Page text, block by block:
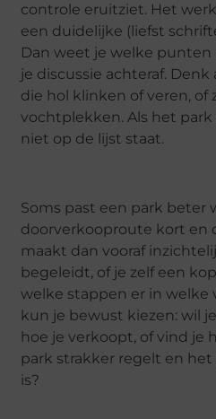
controle eruitziet. Het
een duidelijke (liefst
Dan weet je welke
je discussie achteraf.
die hol klinken of veren, of
vochtplekken. Als het
niet op de lijst staat.
Soms past een park beter
doorverkooproute kort en
maakt dan vooraf
begeleidt, of je zelf een
welke stappen er in welke
kun je bewust kiezen: wil
hoe je verkoopt, of vind je
park strakker regelt en
is?